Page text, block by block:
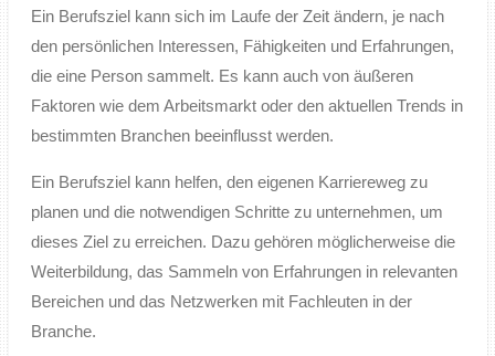
Ein Berufsziel kann sich im Laufe der Zeit ändern, je nach
den persönlichen Interessen, Fähigkeiten und Erfahrungen,
die eine Person sammelt. Es kann auch von äußeren
Faktoren wie dem Arbeitsmarkt oder den aktuellen Trends in
bestimmten Branchen beeinflusst werden.
Ein Berufsziel kann helfen, den eigenen Karriereweg zu
planen und die notwendigen Schritte zu unternehmen, um
dieses Ziel zu erreichen. Dazu gehören möglicherweise die
Weiterbildung, das Sammeln von Erfahrungen in relevanten
Bereichen und das Netzwerken mit Fachleuten in der
Branche.